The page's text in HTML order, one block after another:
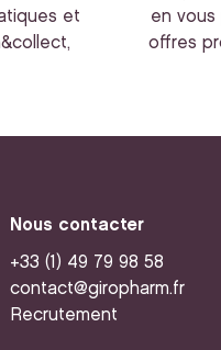
et
en vous
offres
Nous contacter
+33 (1) 49 79 98 58
contact@giropharm.fr
Recrutement